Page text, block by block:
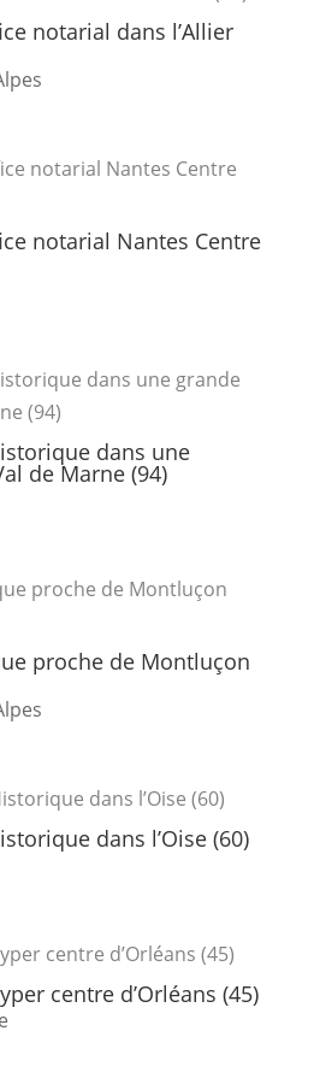
notarial dans l’Allier
notarial Nantes Centre
dans une
de Marne (94)
proche de Montluçon
dans l’Oise (60)
centre d’Orléans (45)